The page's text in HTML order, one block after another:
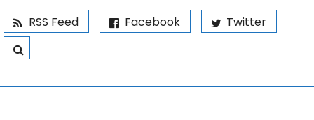
RSS Feed Facebook Twitter